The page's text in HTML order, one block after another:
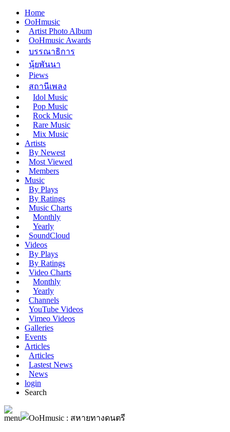
Home
OoHmusic
Artist Photo Album
OoHmusic Awards
บรรณาธิการ
นุ้ยพันนา
Piews
สถานีเพลง
Idol Music
Pop Music
Rock Music
Rare Music
Mix Music
Artists
By Newest
Most Viewed
Members
Music
By Plays
By Ratings
Music Charts
Monthly
Yearly
SoundCloud
Videos
By Plays
By Ratings
Video Charts
Monthly
Yearly
Channels
YouTube Videos
Vimeo Videos
Galleries
Events
Articles
Articles
Lastest News
News
login
Search